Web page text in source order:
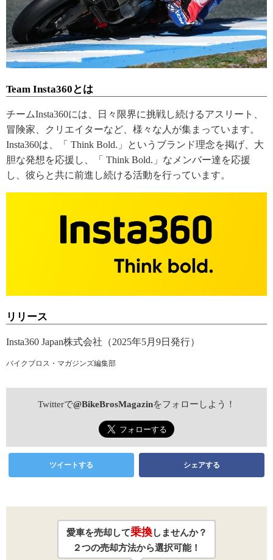
Team Insta360とは
チームInsta360には、日々限界に挑戦し続けるアスリート、
冒険家、クリエイターなど、様々な人が集まっています。
Insta360は、「 Think Bold.」というブランド理念を掲げ、大
胆な発想を応援し、「 Think Bold.」なメンバー達を応援
し、彼らと共に前進し続ける活動を行っています。
リリース
Insta360 Japan株式会社（2025年5月9日発行）
バイクブロス・マガジンズ編集部
Twitterで@BikeBrosMagazinをフォローしよう！
ツイートする シェアする
愛車を売却して乗換しませんか？
２つの売却方法から選択可能！